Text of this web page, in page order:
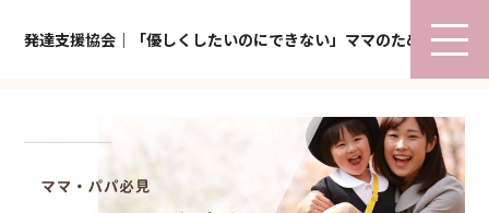
発達支援協会｜「優しくしたいのにできない」ママのための子育て